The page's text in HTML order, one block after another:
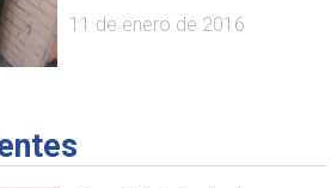
11 de enero de 2016